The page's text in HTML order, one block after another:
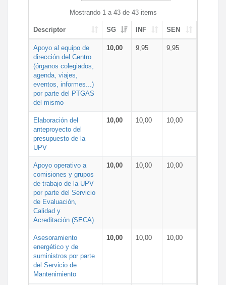
Mostrando 1 a 43 de 43 items
Descriptor SG INF SEN
Apoyo al equipo de
dirección del Centro
(órganos colegiados,
agenda, viajes,
eventos, informes...)
por parte del PTGAS
del mismo
10,00 9,95 9,95
Elaboración del
anteproyecto del
presupuesto de la
UPV
10,00 10,00 10,00
Apoyo operativo a
comisiones y grupos
de trabajo de la UPV
por parte del Servicio
de Evaluación,
Calidad y
Acreditación (SECA)
10,00 10,00 10,00
Asesoramiento
energético y de
suministros por parte
del Servicio de
Mantenimiento
10,00 10,00 10,00